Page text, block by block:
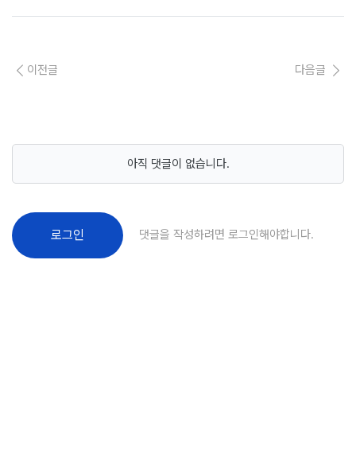
이전글 다음글
아직 댓글이 없습니다.
로그인 댓글을 작성하려면 로그인해야합니다.